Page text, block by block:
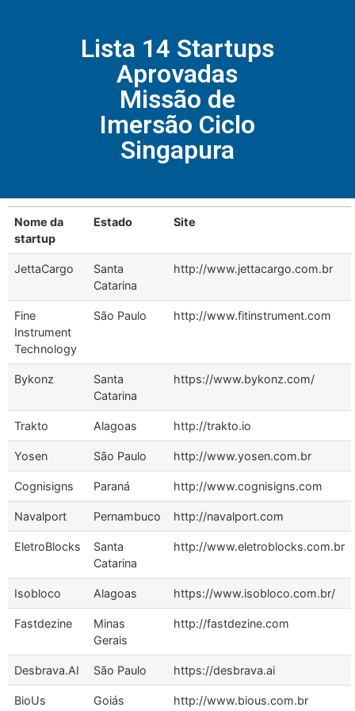
Lista 14 Startups
Aprovadas
Missão de
Imersão Ciclo
Singapura
Nome da
startup
Estado Site
JettaCargo
Santa
Catarina
http://www.jettacargo.com.br
Fine
Instrument
Technology
São Paulo http://www.fitinstrument.com
Bykonz
Santa
Catarina
https://www.bykonz.com/
Trakto Alagoas http://trakto.io
Yosen São Paulo http://www.yosen.com.br
Cognisigns Paraná http://www.cognisigns.com
Navalport Pernambuco http://navalport.com
EletroBlocks
Santa
Catarina
http://www.eletroblocks.com.br
Isobloco Alagoas https://www.isobloco.com.br/
Fastdezine
Minas
Gerais
http://fastdezine.com
Desbrava.AI São Paulo https://desbrava.ai
BioUs Goiás http://www.bious.com.br